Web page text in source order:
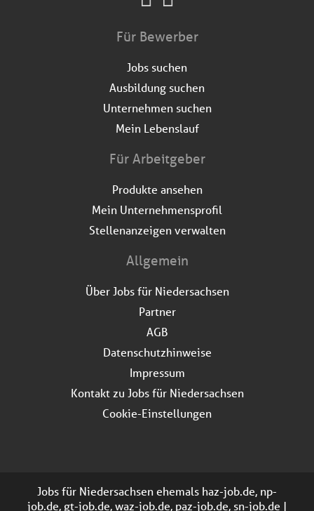
Für Bewerber
Jobs suchen
Ausbildung suchen
Unternehmen suchen
Mein Lebenslauf
Für Arbeitgeber
Produkte ansehen
Mein Unternehmensprofil
Stellenanzeigen verwalten
Allgemein
Über Jobs für Niedersachsen
Partner
AGB
Datenschutzhinweise
Impressum
Kontakt zu Jobs für Niedersachsen
Cookie-Einstellungen
Jobs für Niedersachsen ehemals haz-job.de, np-
job.de, gt-job.de, waz-job.de, paz-job.de, sn-job.de |